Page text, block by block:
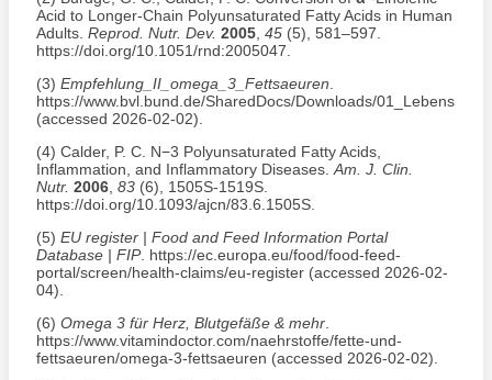
Acid to Longer-Chain Polyunsaturated Fatty Acids in Human
Adults. Reprod. Nutr. Dev. 2005 45 (5), 581–597.
https://doi.org/10.1051/rnd:2005047.
(3) Empfehlung_II_omega_3_Fettsaeuren
https://www.bvl.bund.de/SharedDocs/Downloads/
(accessed 2026-02-02).
(4) Calder, P. C. N−3 Polyunsaturated Fatty Acids,
Inflammation, and Inflammatory Diseases. Am. J. Clin.
Nutr. 2006 83 (6), 1505S-1519S.
https://doi.org/10.1093/ajcn/83.6.1505S.
(5) EU register | Food and Feed Information Portal
Database | FIP. https://ec.europa.eu/food/food-feed-
portal/screen/health-claims/eu-register (accessed 2026-02-
04).
(6) Omega 3 für Herz, Blutgefäße & mehr
https://www.vitamindoctor.com/naehrstoffe/fette-und-
fettsaeuren/omega-3-fettsaeuren (accessed 2026-02-02).